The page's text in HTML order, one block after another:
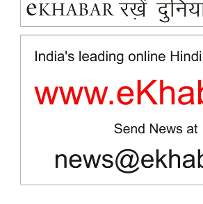
Company
About
Subscription Plans